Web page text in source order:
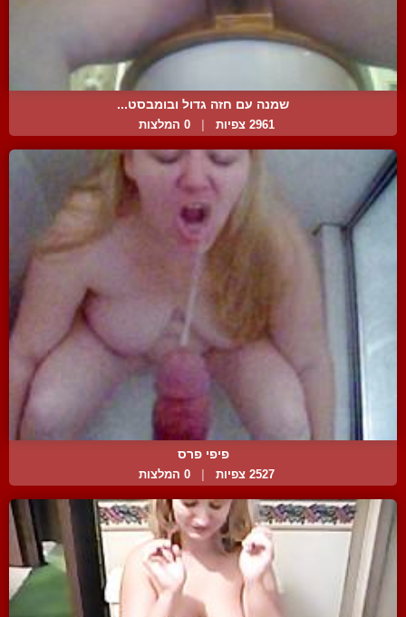
שמנה עם חזה גדול ובומבסט...
2961 צפיות 0 המלצות
פיפי פרס
2527 צפיות 0 המלצות